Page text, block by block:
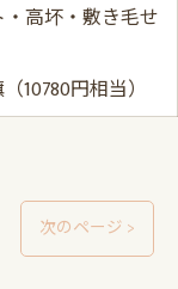
高坏・敷き毛せ
10780円相当）
次のページ >